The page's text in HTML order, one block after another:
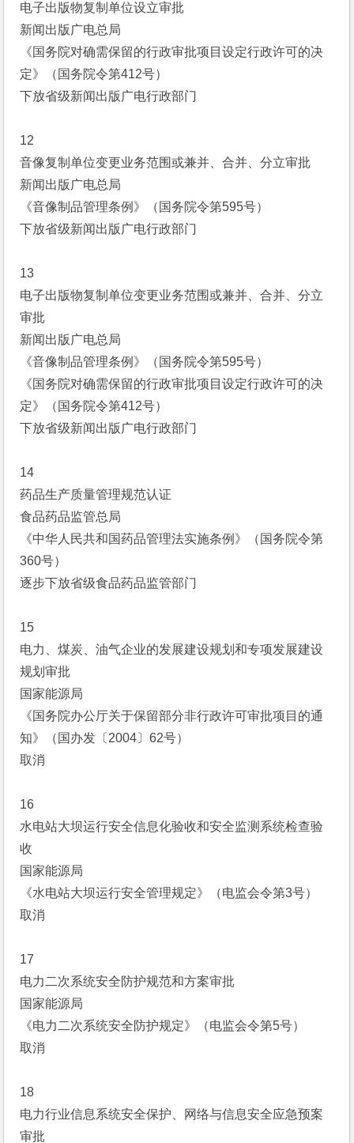
电子出版物复制单位设立审批
新闻出版广电总局
《国务院对确需保留的行政审批项目设定行政许可的决
定》（国务院令第412号）
下放省级新闻出版广电行政部门
12
音像复制单位变更业务范围或兼并、合并、分立审批
新闻出版广电总局
《音像制品管理条例》（国务院令第595号）
下放省级新闻出版广电行政部门
13
电子出版物复制单位变更业务范围或兼并、合并、分立
审批
新闻出版广电总局
《音像制品管理条例》（国务院令第595号）
《国务院对确需保留的行政审批项目设定行政许可的决
定》（国务院令第412号）
下放省级新闻出版广电行政部门
14
药品生产质量管理规范认证
食品药品监管总局
《中华人民共和国药品管理法实施条例》（国务院令第
360号）
逐步下放省级食品药品监管部门
15
电力、煤炭、油气企业的发展建设规划和专项发展建设
规划审批
国家能源局
《国务院办公厅关于保留部分非行政许可审批项目的通
知》（国办发〔2004〕62号）
取消
16
水电站大坝运行安全信息化验收和安全监测系统检查验
收
国家能源局
《水电站大坝运行安全管理规定》（电监会令第3号）
取消
17
电力二次系统安全防护规范和方案审批
国家能源局
《电力二次系统安全防护规定》（电监会令第5号）
取消
18
电力行业信息系统安全保护、网络与信息安全应急预案
审批